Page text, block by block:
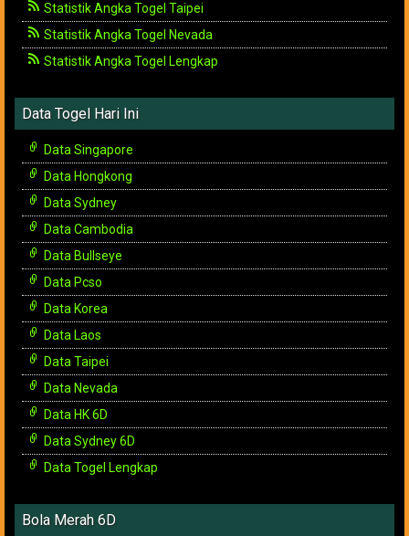
Statistik Angka Togel Taipei
Statistik Angka Togel Nevada
Statistik Angka Togel Lengkap
Data Togel Hari Ini
Data Singapore
Data Hongkong
Data Sydney
Data Cambodia
Data Bullseye
Data Pcso
Data Korea
Data Laos
Data Taipei
Data Nevada
Data HK 6D
Data Sydney 6D
Data Togel Lengkap
Bola Merah 6D